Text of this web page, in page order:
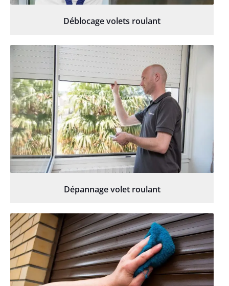
Déblocage volets roulant
Dépannage volet roulant